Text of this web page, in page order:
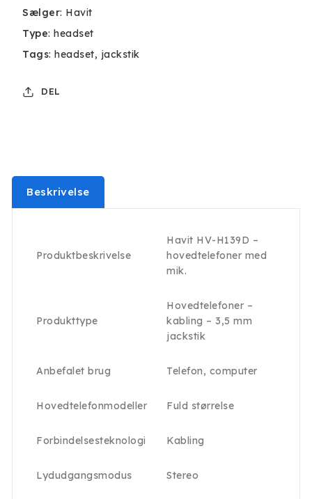
Sælger: Havit
Type: headset
Tags: headset jackstik
DEL
Beskrivelse
Produktbeskrivelse
Havit HV-H139D –
hovedtelefoner med
mik.
Produkttype
Hovedtelefoner –
kabling – 3,5 mm
jackstik
Anbefalet brug Telefon, computer
Hovedtelefonmodeller Fuld størrelse
Forbindelsesteknologi Kabling
Lydudgangsmodus Stereo